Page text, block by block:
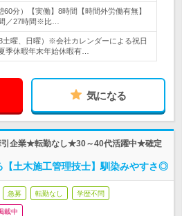
60分）【実働】8時間【時間外労働有無】
／27時間※比…
土曜、日曜）※会社カレンダーによる祝日
季休暇年末年始休暇有…
気になる
引企業★転勤なし★30～40代活躍中★確定
【土木施工管理技士】馴染みやすさ◎
急募 転勤なし 学歴不問
載中